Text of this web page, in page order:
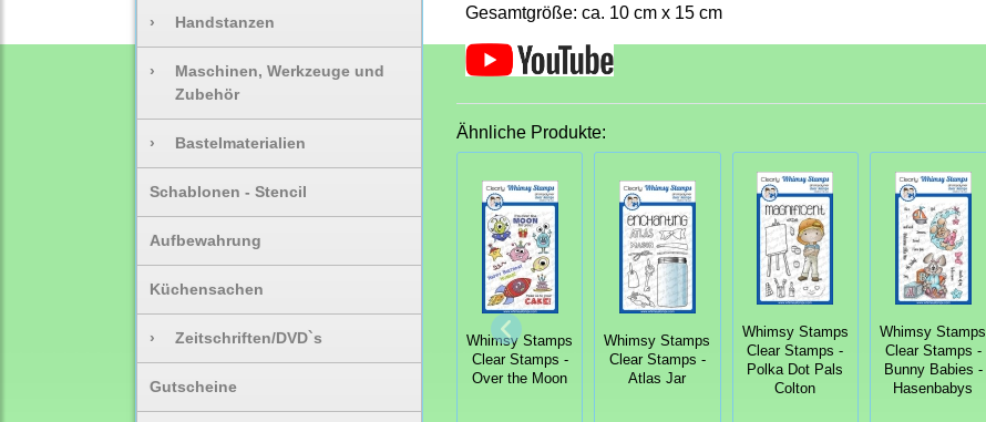
› Handstanzen
›
Maschinen, Werkzeuge und
Zubehör
› Bastelmaterialien
Schablonen - Stencil
Aufbewahrung
Küchensachen
› Zeitschriften/DVD`s
Gutscheine
Gesamtgröße: ca. 10 cm x 15 cm
Ähnliche Produkte:
Whimsy Stamps
Clear Stamps -
Over the Moon
Whimsy Stamps
Clear Stamps -
Atlas Jar
Whimsy Stamps
Clear Stamps -
Polka Dot Pals
Colton
Whimsy Stamps
Clear Stamps -
Bunny Babies -
Hasenbabys